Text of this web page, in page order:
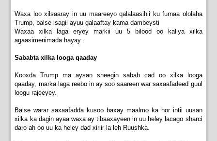
Waxa loo xilsaaray in uu maareeyo qalalaasihii ku furnaa ololaha
Trump, balse isagii ayuu galaaftay kama dambeysti
Waxaa xilka laga eryey markii uu 5 bilood oo kaliya xilka
agaasimenimada hayay .
Sababta xilka looga qaaday
Kooxda Trump ma aysan sheegin sabab cad oo xilka looga
qaaday, marka laga reebo in ay soo saareen war saxaafadeed guul
loogu rajeeyey.
Balse warar saxaafadda kusoo baxay maalmo ka hor intii uusan
xilka ka dagin ayaa waxa ay tibaaxayeen in uu heley lacago sharci
daro ah oo uu ka heley dad xiriir la leh Ruushka.